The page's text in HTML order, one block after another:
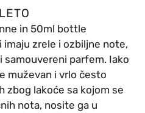
zrele i ozbiljne note,
samouvereni parfem. Iako
muževan i vrlo često
zbog lakoće sa kojom se
nota, nosite ga u